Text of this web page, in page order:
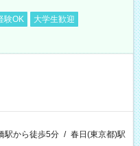
験OK
大学生歓迎
駅から徒歩5分 / 春日(東京都)駅